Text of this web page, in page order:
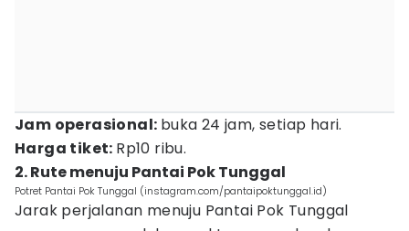
Jam operasional: buka 24 jam, setiap hari.
Harga tiket: Rp10 ribu.
2. Rute menuju Pantai Pok Tunggal
Potret Pantai Pok Tunggal (instagram.com/pantaipoktunggal.id)
Jarak perjalanan menuju Pantai Pok Tunggal